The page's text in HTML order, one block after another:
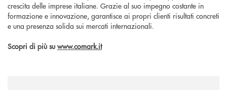
crescita delle imprese italiane. Grazie al suo impegno costante in
formazione e innovazione, garantisce ai propri clienti risultati concreti
e una presenza solida sui mercati internazionali.
Scopri di più su www.comark.it